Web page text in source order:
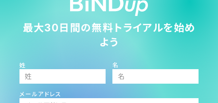
最大30日間の無料トライアルを始め
よう
姓 名
メールアドレス